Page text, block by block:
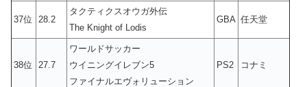
37位 28.2
タクティクスオウガ外伝
The Knight of Lodis
GBA 任天堂
38位 27.7
ワールドサッカー
ウイニングイレブン5
ファイナルエヴォリューション
PS2 コナミ